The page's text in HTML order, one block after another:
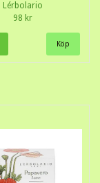
Lérbolario
98 kr